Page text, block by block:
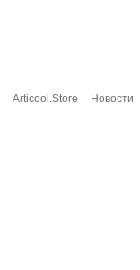
Articool.Store Новости